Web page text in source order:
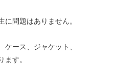
問題はありません。
ース、ジャケット、
す。